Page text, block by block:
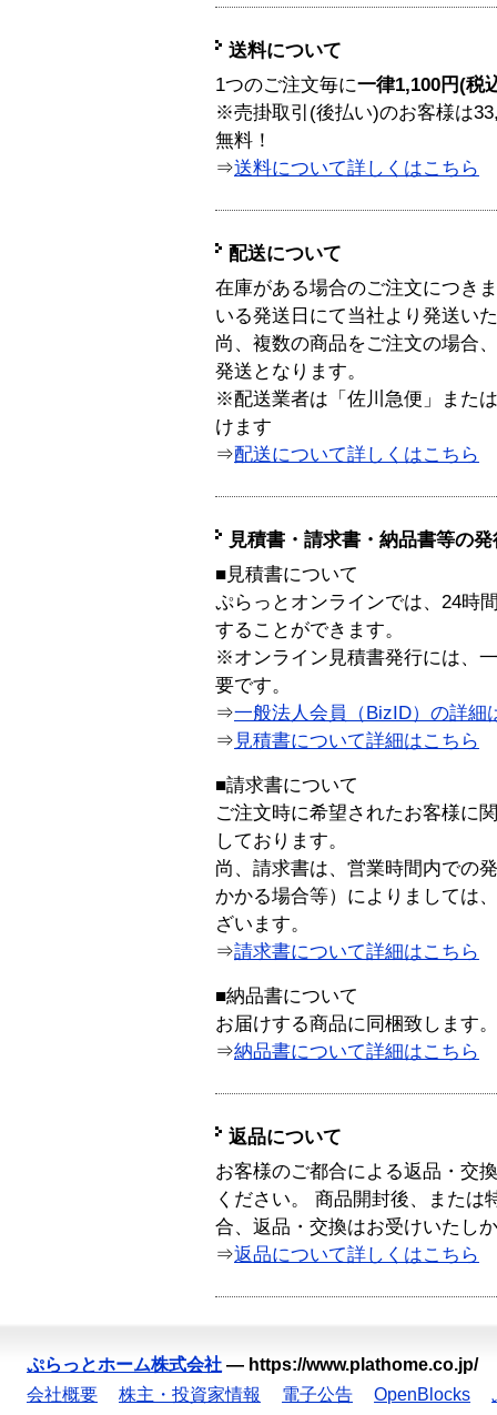
送料について
1つのご注文毎に一律1,100円(税
※売掛取引(後払い)のお客様は
無料！
⇒送料について詳しくはこちら
配送について
在庫がある場合のご注文につき
いる発送日にて当社より発送い
尚、複数の商品をご注文の場合
発送となります。
※配送業者は「佐川急便」また
けます
⇒配送について詳しくはこちら
見積書・請求書・納品書等の
■見積書について
ぷらっとオンラインでは、24時
することができます。
※オンライン見積書発行には、
要です。
⇒一般法人会員（BizID）の詳細
⇒ 見積書について詳細はこちら
■請求書について
ご注文時に希望されたお客様に
しております。
尚、請求書は、営業時間内での
かかる場合等）によりましては
ざいます。
⇒請求書について詳細はこちら
■納品書について
お届けする商品に同梱致します。
⇒納品書について詳細はこちら
返品について
お客様のご都合による返品・交
ください。 商品開封後、または
合、返品・交換はお受けいたし
⇒返品について詳しくはこちら
ぷらっとホーム株式会社 — https://www.plathome.co.jp/
会社概要
株主・投資家情報 電子公告 OpenBlocks